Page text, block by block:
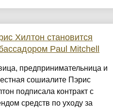
Хилтон становится
Paul Mitchell
предпринимательница и
сошиалите Пэрис
подписала контракт с
средств по уходу за